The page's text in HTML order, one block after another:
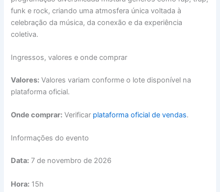
funk e rock, criando uma atmosfera única voltada à
celebração da música, da conexão e da experiência
coletiva.
Ingressos, valores e onde comprar
Valores: Valores variam conforme o lote disponível na
plataforma oficial.
Onde comprar: Verificar plataforma oficial de vendas.
Informações do evento
Data: 7 de novembro de 2026
Hora: 15h